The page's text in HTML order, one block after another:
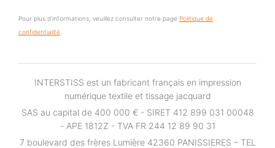
Pour plus d'informations, veuillez consulter notre page Politique de
confidentialité
INTERSTISS est un fabricant français en impression
numérique textile et tissage jacquard
SAS au capital de 400 000 € - SIRET 412 899 031 00048
- APE 1812Z - TVA FR 244 12 89 90 31
7 boulevard des frères Lumière 42360 PANISSIERES – TEL